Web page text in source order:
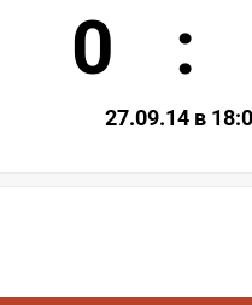
0 :
27.09.14 в